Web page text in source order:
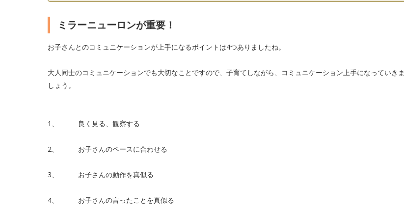
ミラーニューロンが重要！
お子さんとのコミュニケーションが上手になるポイントは4つありましたね。
大人同士のコミュニケーションでも大切なことですので、子育てしながら、コミュニケーション上手になっていきま
しょう。
1、 良く見る、観察する
2、 お子さんのペースに合わせる
3、 お子さんの動作を真似る
4、 お子さんの言ったことを真似る